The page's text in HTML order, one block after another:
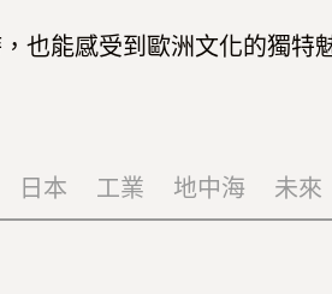
也能感受到歐洲文化的獨特
日本 工業 地中海 未來